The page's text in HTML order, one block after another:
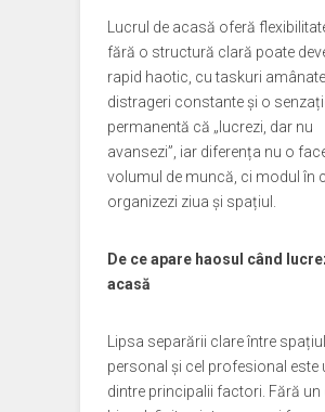
Lucrul de acasă oferă
fără o structură clară poate
rapid haotic, cu taskuri amânate,
distrageri constante și o
permanentă că „lucrezi, dar nu
avansezi”, iar diferența nu o
volumul de muncă, ci modul în
organizezi ziua și spațiul.
De ce apare haosul când
acasă
Lipsa separării clare între spațiul
personal și cel profesional este
dintre principalii factori. Fără un